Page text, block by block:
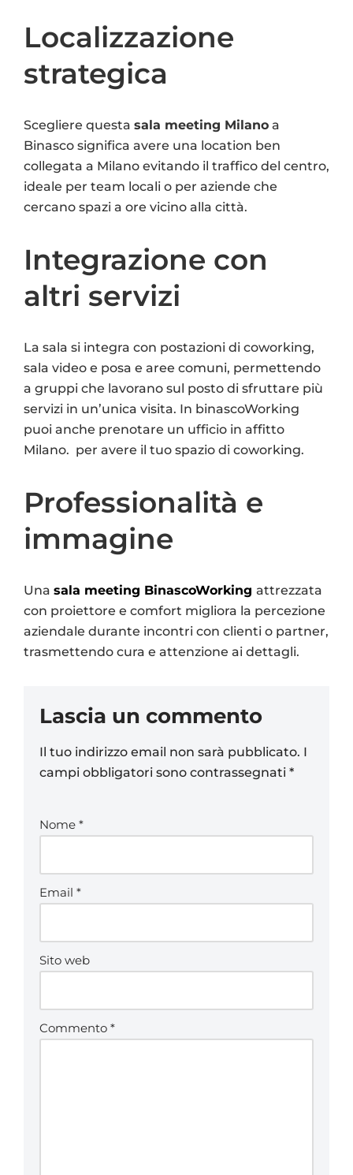
Localizzazione
strategica
Scegliere questa sala meeting Milano a
Binasco significa avere una location ben
collegata a Milano evitando il traffico del centro,
ideale per team locali o per aziende che
cercano spazi a ore vicino alla città.
Integrazione con
altri servizi
La sala si integra con postazioni di coworking,
sala video e posa e aree comuni, permettendo
a gruppi che lavorano sul posto di sfruttare più
servizi in un’unica visita. In binascoWorking
puoi anche prenotare un ufficio in affitto
Milano. per avere il tuo spazio di coworking.
Professionalità e
immagine
Una sala meeting BinascoWorking attrezzata
con proiettore e comfort migliora la percezione
aziendale durante incontri con clienti o partner,
trasmettendo cura e attenzione ai dettagli.
Lascia un commento
Il tuo indirizzo email non sarà pubblicato. I
campi obbligatori sono contrassegnati *
Nome *
Email *
Sito web
Commento *